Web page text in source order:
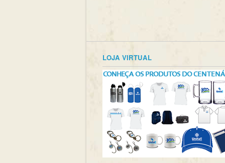
LOJA VIRTUAL